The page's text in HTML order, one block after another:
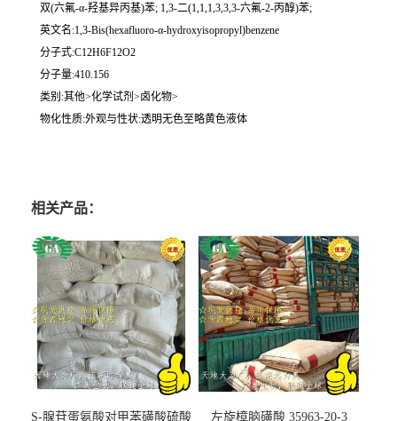
双(六氟-α-羟基异丙基)苯; 1,3-二(1,1,1,3,3,3-六氟-2-丙醇)苯;
英文名:1,3-Bis(hexafluoro-α-hydroxyisopropyl)benzene
分子式:C12H6F12O2
分子量:410.156
类别:其他>化学试剂>卤化物>
物化性质:外观与性状:透明无色至略黄色液体
相关产品：
S-腺苷蛋氨酸对甲苯磺酸硫酸 左旋樟脑磺酸 35963-20-3